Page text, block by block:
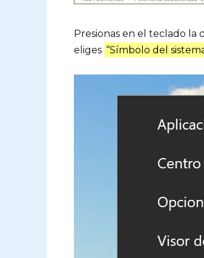
Presionas en el teclado la
eliges “Símbolo del